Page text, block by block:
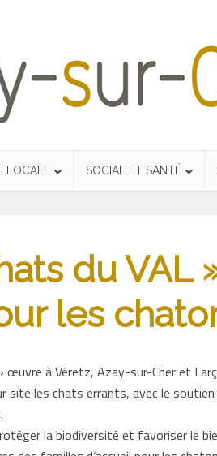
LOCALE SOCIAL ET SANTÉ
du VAL
les
œuvre à Véretz, Azay-sur-Cher et
les chats errants, avec le soutien
la biodiversité et favoriser le